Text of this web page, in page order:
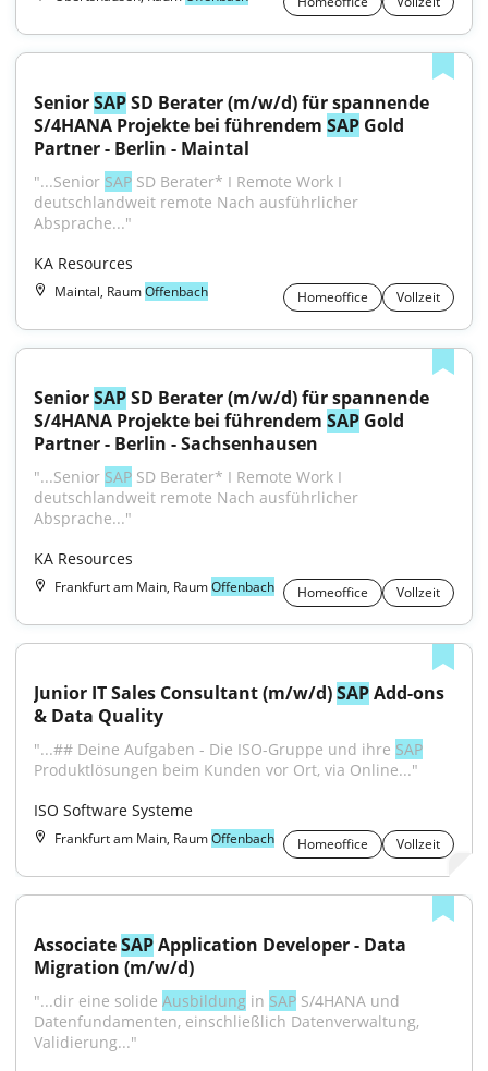
Senior SAP SD Berater (m/w/d) für spannende
S/4HANA Projekte bei führendem SAP Gold
Partner - Berlin - Maintal
"...Senior SAP SD Berater* I Remote Work I
deutschlandweit remote Nach ausführlicher
Absprache..."
KA Resources
Maintal, RaumOffenbach Homeoffice Vollzeit
Senior SAP SD Berater (m/w/d) für spannende
S/4HANA Projekte bei führendem SAP Gold
Partner - Berlin - Sachsenhausen
"...Senior SAP SD Berater* I Remote Work I
deutschlandweit remote Nach ausführlicher
Absprache..."
KA Resources
Frankfurt am Main, RaumOffenbach Homeoffice Vollzeit
Junior IT Sales Consultant (m/w/d) SAP Add-ons
& Data Quality
"...## Deine Aufgaben - Die ISO-Gruppe und ihre SAP
Produktlösungen beim Kunden vor Ort, via Online..."
ISO Software Systeme
Frankfurt am Main, RaumOffenbach Homeoffice Vollzeit
Associate SAP Application Developer - Data
Migration (m/w/d)
"...dir eine solide Ausbildung in SAP S/4HANA und
Datenfundamenten, einschließlich Datenverwaltung,
Validierung..."